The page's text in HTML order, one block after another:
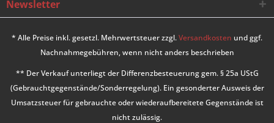
Newsletter
* Alle Preise inkl. gesetzl. Mehrwertsteuer zzgl.Versandkosten und ggf.
Nachnahmegebühren, wenn nicht anders beschrieben
** Der Verkauf unterliegt der Differenzbesteuerung gem. § 25a UStG
(Gebrauchtgegenstände/Sonderregelung). Ein gesonderter Ausweis der
Umsatzsteuer für gebrauchte oder wiederaufbereitete Gegenstände ist
nicht zulässig.